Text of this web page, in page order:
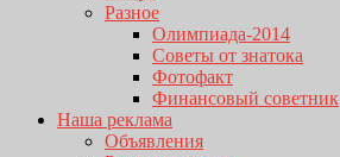
Разное
Олимпиада-2014
Советы от знатока
Фотофакт
Финансовый советник
Наша реклама
Объявления